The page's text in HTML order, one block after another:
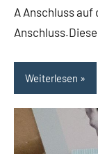
A Anschluss auf
Weiterlesen